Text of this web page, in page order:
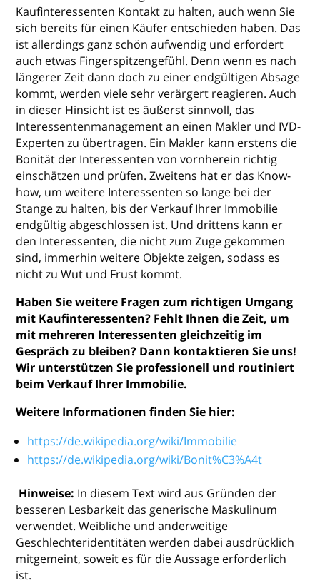
Kaufinteressenten Kontakt zu halten, auch wenn Sie
sich bereits für einen Käufer entschieden haben. Das
ist allerdings ganz schön aufwendig und erfordert
auch etwas Fingerspitzengefühl. Denn wenn es nach
längerer Zeit dann doch zu einer endgültigen Absage
kommt, werden viele sehr verärgert reagieren. Auch
in dieser Hinsicht ist es äußerst sinnvoll, das
Interessentenmanagement an einen Makler und IVD-
Experten zu übertragen. Ein Makler kann erstens die
Bonität der Interessenten von vornherein richtig
einschätzen und prüfen. Zweitens hat er das Know-
how, um weitere Interessenten so lange bei der
Stange zu halten, bis der Verkauf Ihrer Immobilie
endgültig abgeschlossen ist. Und drittens kann er
den Interessenten, die nicht zum Zuge gekommen
sind, immerhin weitere Objekte zeigen, sodass es
nicht zu Wut und Frust kommt.
Haben Sie weitere Fragen zum richtigen Umgang
mit Kaufinteressenten? Fehlt Ihnen die Zeit, um
mit mehreren Interessenten gleichzeitig im
Gespräch zu bleiben? Dann kontaktieren Sie uns!
Wir unterstützen Sie professionell und routiniert
beim Verkauf Ihrer Immobilie.
Weitere Informationen finden Sie hier:
https://de.wikipedia.org/wiki/Immobilie
https://de.wikipedia.org/wiki/Bonit%C3%A4t
Hinweise: In diesem Text wird aus Gründen der
besseren Lesbarkeit das generische Maskulinum
verwendet. Weibliche und anderweitige
Geschlechteridentitäten werden dabei ausdrücklich
mitgemeint, soweit es für die Aussage erforderlich
ist.